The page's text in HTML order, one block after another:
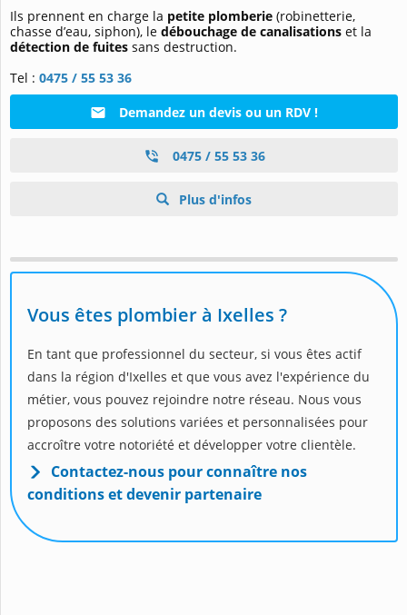
Ils prennent en charge la petite plomberie (robinetterie,
chasse d’eau, siphon), le débouchage de canalisations et la
détection de fuites sans destruction.
Tel : 0475 / 55 53 36
Demandez un devis ou un RDV !
0475 / 55 53 36
Plus d'infos
Vous êtes plombier à Ixelles ?
En tant que professionnel du secteur, si vous êtes actif
dans la région d'Ixelles et que vous avez l'expérience du
métier, vous pouvez rejoindre notre réseau. Nous vous
proposons des solutions variées et personnalisées pour
accroître votre notoriété et développer votre clientèle.
Contactez-nous pour connaître nos
conditions et devenir partenaire